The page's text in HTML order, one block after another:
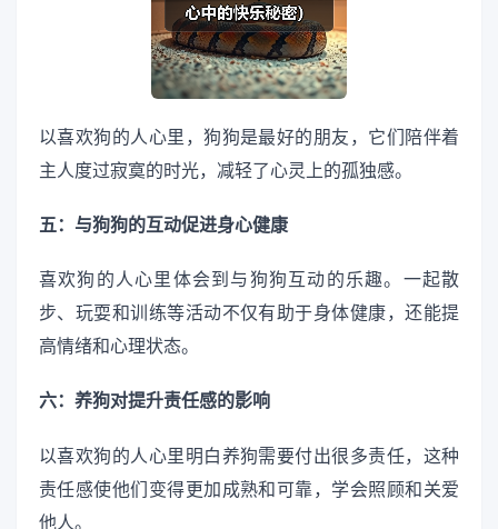
以喜欢狗的人心里，狗狗是最好的朋友，它们陪伴着
主人度过寂寞的时光，减轻了心灵上的孤独感。
五：与狗狗的互动促进身心健康
喜欢狗的人心里体会到与狗狗互动的乐趣。一起散
步、玩耍和训练等活动不仅有助于身体健康，还能提
高情绪和心理状态。
六：养狗对提升责任感的影响
以喜欢狗的人心里明白养狗需要付出很多责任，这种
责任感使他们变得更加成熟和可靠，学会照顾和关爱
他人。